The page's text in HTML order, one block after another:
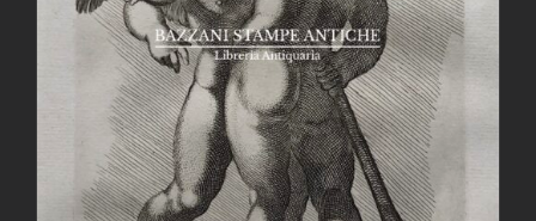
AGGIUNGI AL CARRELLO / DETTAGLI